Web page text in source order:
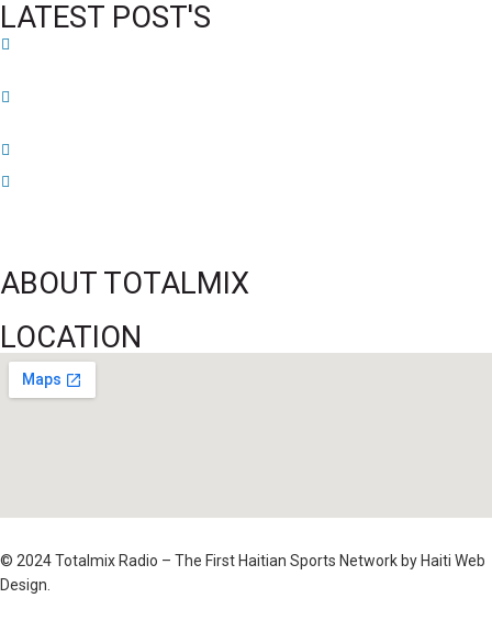
LATEST POST'S
ABOUT TOTALMIX
LOCATION
© 2024 Totalmix Radio – The First Haitian Sports Network by Haiti Web
Design.